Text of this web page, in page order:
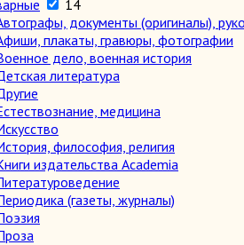
14
документы (оригиналы),
плакаты, гравюры, фотографии
дело, военная история
литература
медицина
философия, религия
издательства Academia
(газеты, журналы)